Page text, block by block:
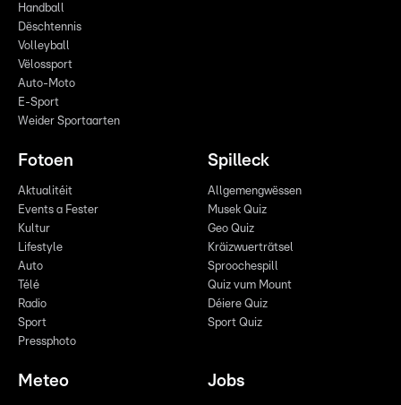
Handball
Dëschtennis
Volleyball
Vëlossport
Auto-Moto
E-Sport
Weider Sportaarten
Fotoen
Aktualitéit
Events a Fester
Kultur
Lifestyle
Auto
Télé
Radio
Sport
Pressphoto
Spilleck
Allgemengwëssen
Musek Quiz
Geo Quiz
Kräizwuerträtsel
Sproochespill
Quiz vum Mount
Déiere Quiz
Sport Quiz
Meteo Jobs